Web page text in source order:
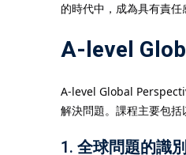
的時代中，成為具有責任
A-level
A-level Global
解決問題。課程主要包括
1. 全球問題的識